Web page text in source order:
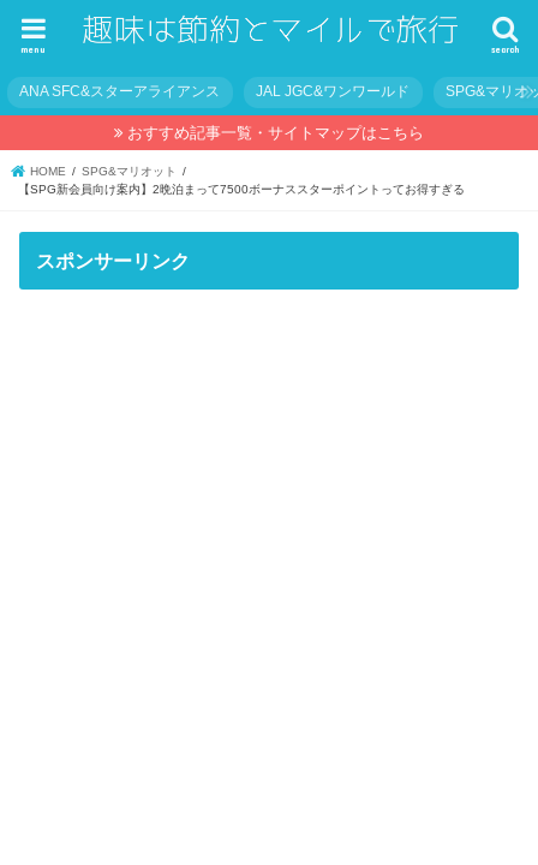
search
menu
ANA SFC&スターアライアンス JAL JGC&ワンワールド SPG&マリオ
おすすめ記事一覧・サイトマップはこちら
HOME
SPG&マリオット
【SPG新会員向け案内】2晩泊まって7500ボーナススターポイントってお得すぎる
スポンサーリンク